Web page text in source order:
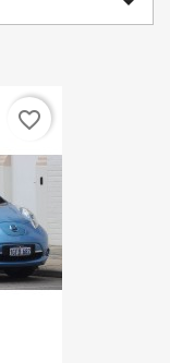
favorite_border